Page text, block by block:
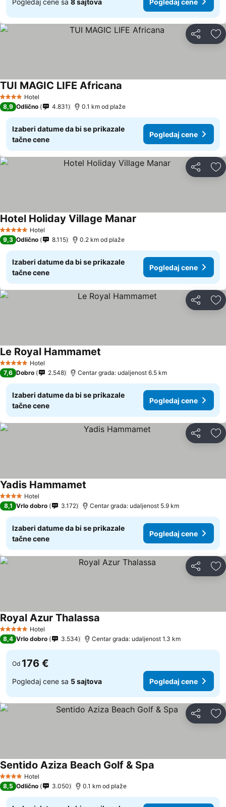
Deli
4 ZvezdiceHotel
TUI MAGIC LIFE Africana
8,9 Odlično 4.831 0.1 km od plaže
Izaberi datume da bi se prikazale
tačne cene
Pogledaj cene
Deli
5 ZvezdiceHotel
Hotel Holiday Village Manar
9,3 Odlično 8.115 0.2 km od plaže
Izaberi datume da bi se prikazale
tačne cene
Pogledaj cene
Deli
5 ZvezdiceHotel
Le Royal Hammamet
7,6 Dobro 2.548 Centar grada: udaljenost 6.5 km
Izaberi datume da bi se prikazale
tačne cene
Pogledaj cene
Deli
4 ZvezdiceHotel
Yadis Hammamet
8,1 Vrlo dobro 3.172 Centar grada: udaljenost 5.9 km
Izaberi datume da bi se prikazale
tačne cene
Pogledaj cene
Deli
5 ZvezdiceHotel
Royal Azur Thalassa
8,4 Vrlo dobro 3.534 Centar grada: udaljenost 1.3 km
Od 176 €
Pogledaj cene sa 5 sajtova Pogledaj cene
Deli
4 ZvezdiceHotel
Sentido Aziza Beach Golf & Spa
8,5 Odlično 3.050 0.1 km od plaže